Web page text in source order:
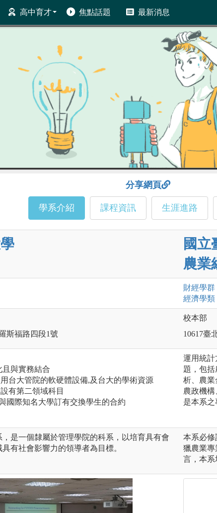
高中育才 焦點話題 最新消息
分享網頁
學系介紹 課程資訊 生涯進路
國立
農業
財經學群
經濟學類
斯福路四段1號
校本部
10617臺
與實務結合
台大管院的軟硬體設備,及台大的學術資源
有第二領域科目
國際知名大學訂有交換學生的合約
運用統計
題，包
析、農業
農政機
是本系之
是一個隸屬於管理學院的科系，以培育具有會
有社會影響力的領導者為目標。
本系必修
獵農業專
言，本系